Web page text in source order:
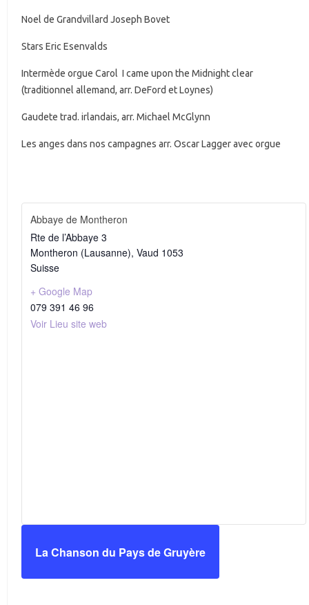
Noel de Grandvillard Joseph Bovet
Stars Eric Esenvalds
Intermède orgue Carol I came upon the Midnight clear
(traditionnel allemand, arr. DeFord et Loynes)
Gaudete trad. irlandais, arr. Michael McGlynn
Les anges dans nos campagnes arr. Oscar Lagger avec orgue
Abbaye de Montheron
Rte de l’Abbaye 3
Montheron (Lausanne), Vaud 1053
Suisse
+ Google Map
079 391 46 96
Voir Lieu site web
La Chanson du Pays de Gruyère